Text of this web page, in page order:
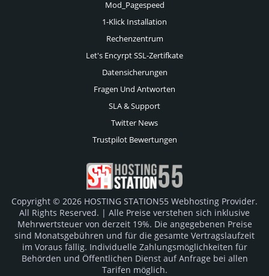
Mod_Pagespeed
1-Klick Installation
Rechenzentrum
Let's Encyrpt SSL-Zertifkate
Datensicherungen
Fragen Und Antworten
SLA & Support
Twitter News
Trustpilot Bewertungen
Copyright © 2026 HOSTING STATION55 Webhosting Provider.
All Rights Reserved. | Alle Preise verstehen sich inklusive
Mehrwertsteuer von derzeit 19%. Die angegebenen Preise
sind Monatsgebühren und für die gesamte Vertragslaufzeit
im Voraus fällig. Individuelle Zahlungsmöglichkeiten für
Behörden und Öffentlichen Dienst auf Anfrage bei allen
Tarifen möglich.